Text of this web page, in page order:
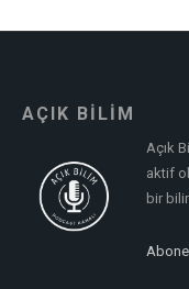
AÇIK BİLİM
Açık
aktif
bir
Abone